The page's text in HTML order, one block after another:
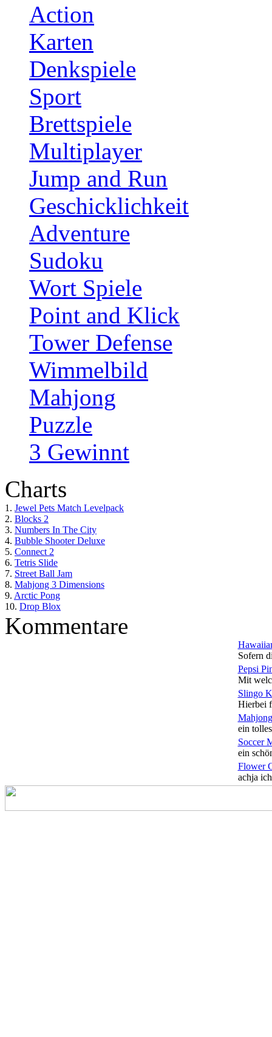
Action
Karten
Denkspiele
Sport
Brettspiele
Multiplayer
Jump and Run
Geschicklichkeit
Adventure
Sudoku
Wort Spiele
Point and Klick
Tower Defense
Wimmelbild
Mahjong
Puzzle
3 Gewinnt
Charts
1. Jewel Pets Match Levelpack
2. Blocks 2
3. Numbers In The City
4. Bubble Shooter Deluxe
5. Connect 2
6. Tetris Slide
7. Street Ball Jam
8. Mahjong 3 Dimensions
9. Arctic Pong
10. Drop Blox
Kommentare
Sofern
Pepsi
Mit
Slingo
Hierbei
ein
Soccer
ein
Flower
achja